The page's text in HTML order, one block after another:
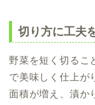
切り方に工夫
野菜を短く切るこ
で美味しく仕上が
面積が増え、漬か